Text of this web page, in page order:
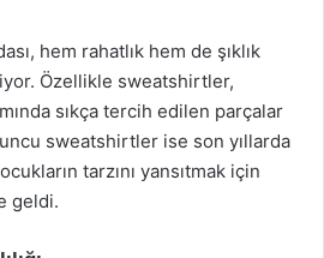
hem rahatlık hem de şıklık
Özellikle sweatshirtler,
sıkça tercih edilen parçalar
sweatshirtler ise son yıllarda
tarzını yansıtmak için
geldi.